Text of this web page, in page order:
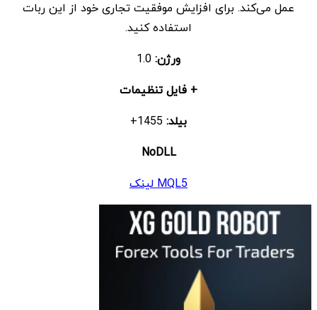
عمل می‌کند. برای افزایش موفقیت تجاری خود از این ربات
استفاده کنید.
ورژن:
+ فایل تنظیمات
بیلد:
NoDLL
MQL5 لینک